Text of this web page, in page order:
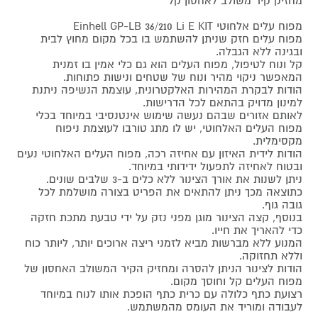
מפוח עלים אלחוטי Einhell GP-LB 36/210 Li E KIT
מפוח עלים חזק שניתן להשתמש בו בכל מקום מחוץ לבית
ובגינה ללא הגבלה.
קל ונוח לטיפול, מפוח העלים הוא גם כלי אמין בו זמנית
המאפשר ניקוי מהיר ונוח של שטחים ונישות פתוחות.
הודות לבקרת המהירות האלקטרונית, עוצמת הנשיפה ניתנת
למינון מדויק בהתאם לכל הדרישות.
לאותם אזורים שבהם נעשה שימוש אינטנסיבי במיוחד בכלי
מפוח העלים האלחוטי, יש לו מתג טורבו לעוצמת ניפוח
מקסימלית.
הודות לידית האיזון עם אחיזה רכה, מפוח העלים האלחוטי נעים
ובטוח לאחיזה לתפעול ידידותי במיוחד.
ניתן לשנות את אורך הצינור ללא כלים ב-3 שלבים שונים.
כתוצאה מכך ניתן להתאים את הפריט בצורה מושלמת לכל
גובה גוף.
בנוסף, קצה הצינור מוגן מפני נזק על ידי טבעת מתכת חזקה
כדי להאריך את חייו.
המנוע ללא מברשות מביא לזמני ריצה ארוכים יותר, ליותר כוח
וללא תחזוקה.
הודות לצינור הניתן להסרה ומחזיק הקיר המשולב האחסון של
מפוח העלים קל וחוסך מקום.
רצועת כתף כלולה עם כרית כתף הופכת אותו לנוח במיוחד
לעבודה ומוריד את העומס מהמשתמש.